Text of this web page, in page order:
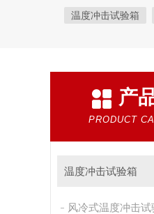
温度冲击试验箱
霉菌试验箱
盐雾试验箱 老
自然恒温对流试验
新能源专用设备
产
PRODUCT
温度冲击试验箱
风冷式温度冲击试